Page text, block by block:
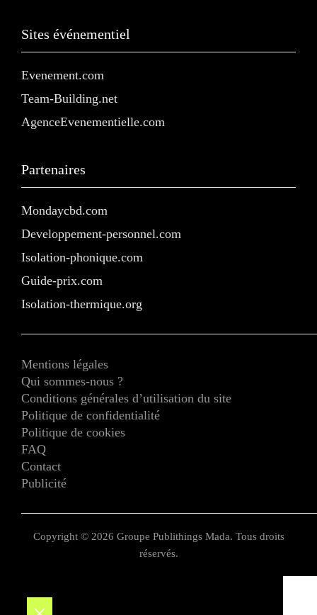
Sites événementiel
Evenement.com
Team-Building.net
AgenceEvenementielle.com
Partenaires
Mondaycbd.com
Developpement-personnel.com
Isolation-phonique.com
Guide-prix.com
Isolation-thermique.org
Mentions légales
Qui sommes-nous ?
Conditions générales d’utilisation du site
Politique de confidentialité
Politique de cookies
FAQ
Contact
Publicité
Copyright © 2026 Groupe Publithings Mada. Tous droits
réservés.